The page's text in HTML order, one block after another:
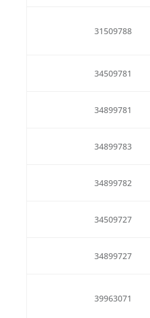
31509788
34509781
34899781
34899783
34899782
34509727
34899727
39963071